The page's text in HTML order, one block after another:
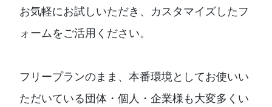
お気軽にお試しいただき、カスタマイズしたフ
ォームをご活用ください。
フリープランのまま、本番環境としてお使いい
ただいている団体・個人・企業様も大変多くい